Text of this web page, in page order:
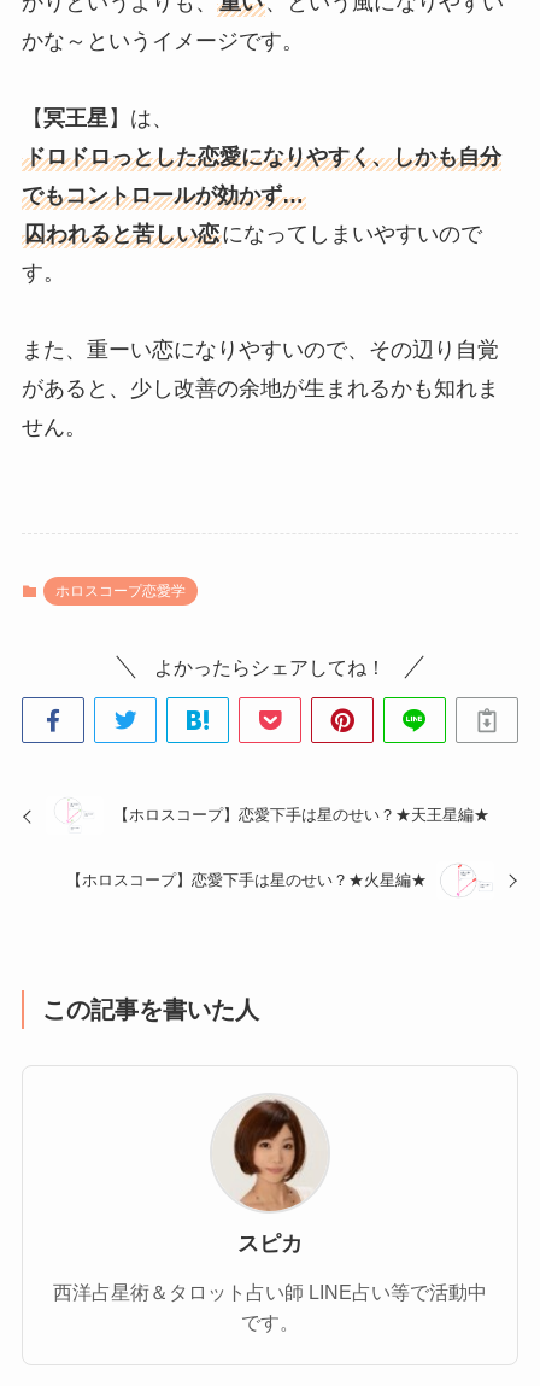
かな～というイメージです。
【冥王星】は、
ドロドロっとした恋愛になりやすく、しかも自分
でもコントロールが効かず…
囚われると苦しい恋になってしまいやすいので
す。
また、重ーい恋になりやすいので、その辺り自覚
があると、少し改善の余地が生まれるかも知れま
せん。
ホロスコープ恋愛学
よかったらシェアしてね！
【ホロスコープ】恋愛下手は星のせい？★天王星編★
【ホロスコープ】恋愛下手は星のせい？★火星編★
この記事を書いた人
スピカ
西洋占星術＆タロット占い師 LINE占い等で活動中
です。